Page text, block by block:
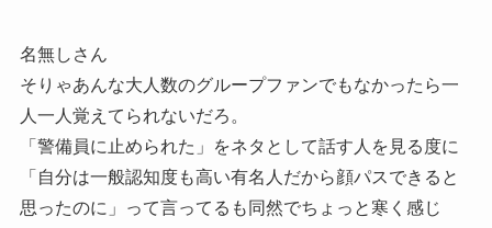
名無しさん
そりゃあんな大人数のグループファンでもなかったら一
人一人覚えてられないだろ。
「警備員に止められた」をネタとして話す人を見る度に
「自分は一般認知度も高い有名人だから顔パスできると
思ったのに」って言ってるも同然でちょっと寒く感じ